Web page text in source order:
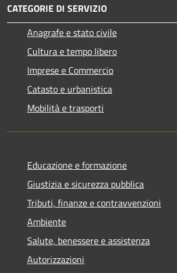
CATEGORIE DI SERVIZIO
Anagrafe e stato civile
Cultura e tempo libero
Imprese e Commercio
Catasto e urbanistica
Mobilità e trasporti
Educazione e formazione
Giustizia e sicurezza pubblica
Tributi, finanze e contravvenzioni
Ambiente
Salute, benessere e assistenza
Autorizzazioni